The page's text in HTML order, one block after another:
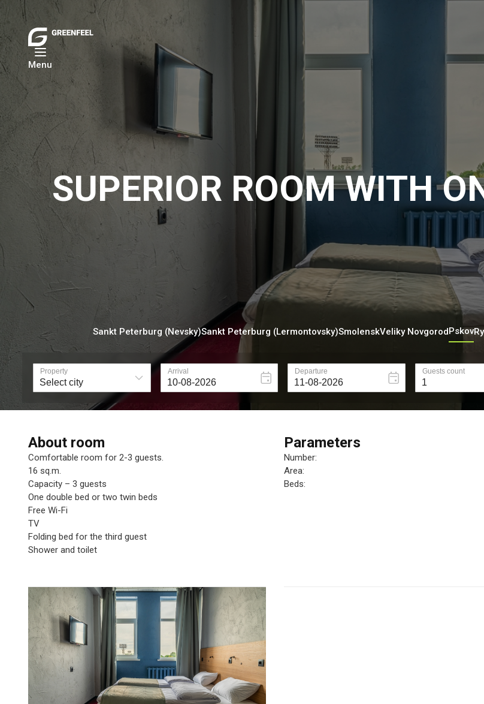
Menu
SUPERIOR ROOM WITH
Sankt Peterburg (Nevsky)Sankt Peterburg (Lermontovsky)SmolenskVeliky NovgorodPskov
About room
Comfortable room for 2-3 guests.
16 sq.m.
Capacity – 3 guests
One double bed or two twin beds
Free Wi-Fi
TV
Folding bed for the third guest
Shower and toilet
Parameters
Number:
Area:
Beds: